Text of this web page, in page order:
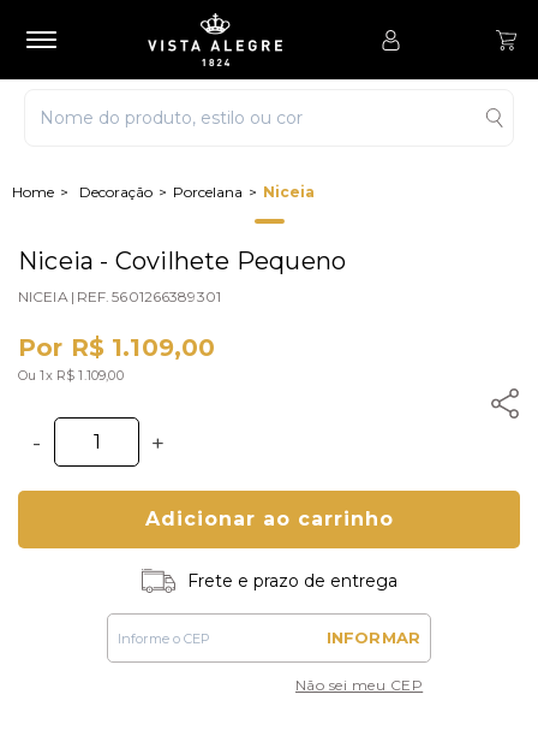
Decoração Porcelana Niceia
Niceia - Covilhete Pequeno
NICEIA | REF. 5601266389301
Por R$ 1.109,00
Ou 1x R$ 1.109,00
- +
Adicionar ao carrinho
Frete e prazo de entrega
INFORMAR
Não sei meu CEP